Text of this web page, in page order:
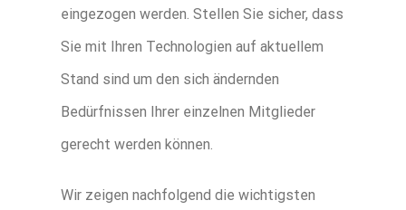
eingezogen werden. Stellen Sie sicher, dass
Sie mit Ihren Technologien auf aktuellem
Stand sind um den sich ändernden
Bedürfnissen Ihrer einzelnen Mitglieder
gerecht werden können.
Wir zeigen nachfolgend die wichtigsten